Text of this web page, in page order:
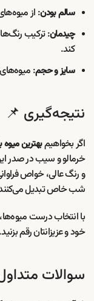
سالم بودن: از
چیدمان: ترکیب رنگ‌ها
کند.
سایز و حجم:
نتیجه‌گیری 📌
اگر بخواهیمبهترین
خرمالو و سیب در صدر
و رنگ عالی، خواص
شب خاص تبدیل
با انتخاب درست
خود و عزیزانتان رقم بزنید.
سوالات